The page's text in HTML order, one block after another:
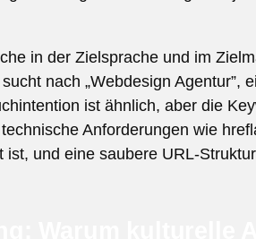
in der Zielsprache und im
nach „Webdesign Agentur”,
ist ähnlich, aber die
Anforderungen wie
und eine saubere URL-